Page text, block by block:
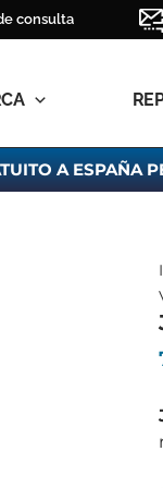
consulta
A ESPAÑA